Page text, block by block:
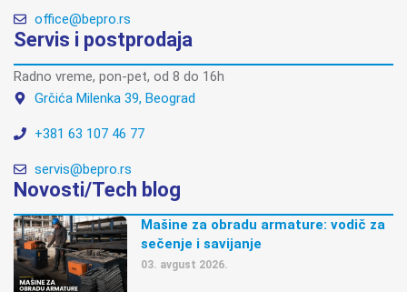
office@bepro.rs
Servis i postprodaja
Radno vreme, pon-pet, od 8 do 16h
Grčića Milenka 39, Beograd
+381 63 107 46 77
servis@bepro.rs
Novosti/Tech blog
Mašine za obradu armature: vodič za
sečenje i savijanje
03. avgust 2026.